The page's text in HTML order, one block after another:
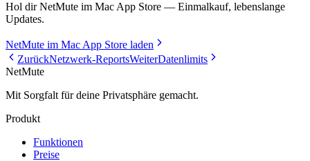
Hol dir NetMute im Mac App Store — Einmalkauf, lebenslange
Updates.
NetMute im Mac App Store laden
ZurückNetzwerk-ReportsWeiterDatenlimits
NetMute
Mit Sorgfalt für deine Privatsphäre gemacht.
Produkt
Funktionen
Preise